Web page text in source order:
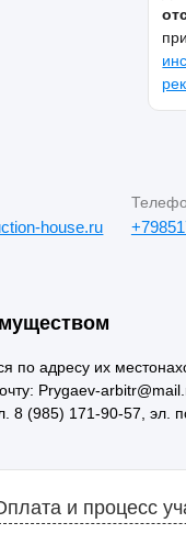
house.ru
по адресу их
Prygaev-
8 (985) 171-90-57, эл.
и процесс